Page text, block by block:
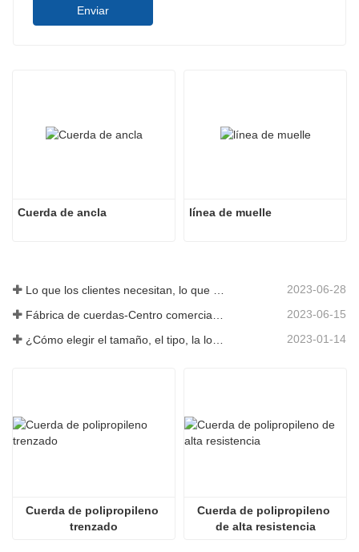
Enviar
Cuerda de ancla línea de muelle
2023-06-28
2023-06-15
¿Cómo elegir el tamaño, el tipo, la longitud y más de una cuerda de anclaje? 2023-01-14
Cuerda de polipropileno
trenzado
Cuerda de polipropileno
de alta resistencia